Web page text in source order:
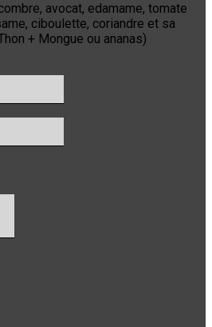
avocat, edamame, tomate
ciboulette, coriandre et sa
+ Mongue ou ananas)